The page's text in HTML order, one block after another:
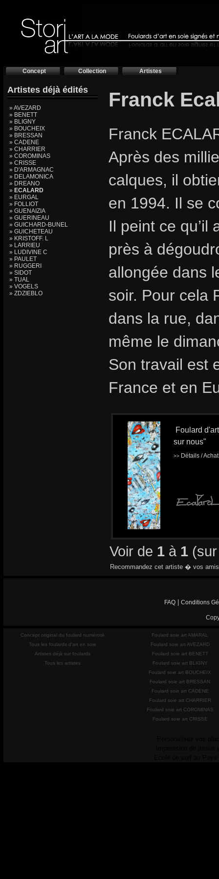
Concept Collection Artistes
Artistes déjà édités
» AVEZARD
» BENETT
» BLIGNY
» BOUCHEIX
» BRESSAN
» CADENE
» CHARRIER
» COROMINAS
» CRISSE
» D'ARMAGNAC
» DELAMONICA
» DREANO
» ECALARD
» EURGAL
» FOLLIOT
» GUENAIZIA
» GUERINEAU
» GUICHARD-BUNEL
» GUICHETEAU
» KRISTOFF. L
» LARRIEU
» LUDIVINE C
» PAULET
» RUGGERI
» SIDOT
» TUAL
» VOGELS
» ZDZIEBLO
Franck
Franck
Après des
calques, il
en 1994. Il se
Il peint ce qu’il
près à
allongée dans
soir. Pour cela
dans la rue,
même le
Son travail est
France et en
Foulard
sur nous"
>> Détails /
Voir de 1 à 1
Recommandez cet artiste � vos
FAQ Conditions
Concept original du foulard numéroté
Tous les foulards d'art en soie
Artistes déjà sur foulards
Tous les artistes
Foulard soie art AMARAL
Foulard soie art AVEZARD
Foulard soie art BENETT
Foulard soie art BLIGNY
Foulard soie art BOUCHEIX
Foulard soie art BRESSAN
Foulard soie art CADENE
Foulard soie art CHARRIER
Foulard soie art COROMINAS
Foulard soie art CRISSE